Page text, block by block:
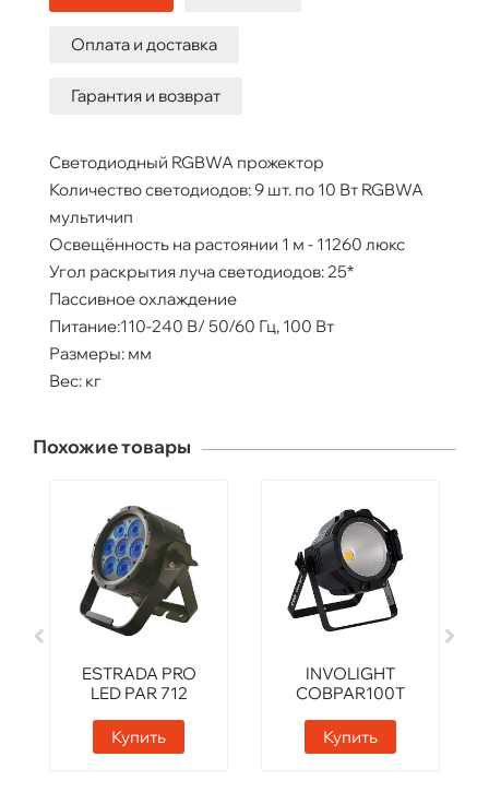
Оплата и доставка
Гарантия и возврат
Светодиодный RGBWA прожектор
Количество светодиодов: 9 шт. по 10 Вт RGBWA
мультичип
Освещённость на растоянии 1 м - 11260 люкс
Угол раскрытия луча светодиодов: 25*
Пассивное охлаждение
Питание:110-240 В/ 50/60 Гц, 100 Вт
Размеры: мм
Вес: кг
Похожие товары
ESTRADA PRO
LED PAR 712
Купить
INVOLIGHT
COBPAR100T
Купить